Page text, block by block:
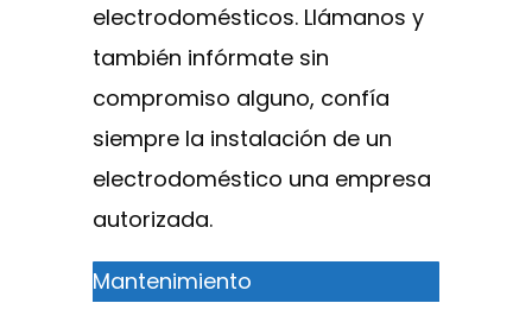
electrodomésticos. Llámanos y
también infórmate sin
compromiso alguno, confía
siempre la instalación de un
electrodoméstico una empresa
autorizada.
Mantenimiento